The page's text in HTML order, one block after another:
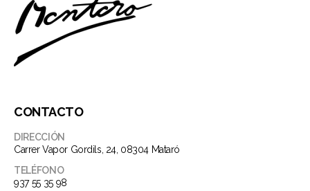
CONTACTO
DIRECCIÓN
Carrer Vapor Gordils, 24, 08304 Mataró
TELÉFONO
937 55 35 98